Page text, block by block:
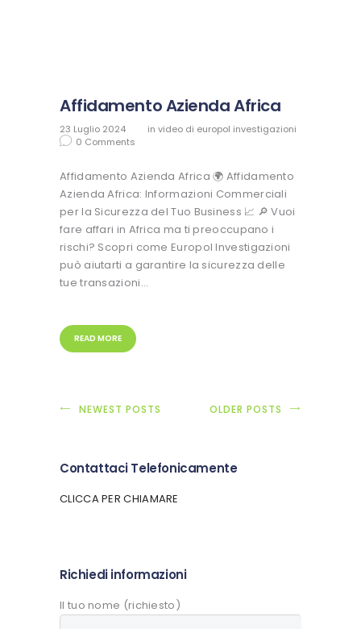
Affidamento Azienda Africa
23 Luglio 2024 invideo di europol investigazioni
0 Comments
Affidamento Azienda Africa 🌍 Affidamento
Azienda Africa: Informazioni Commerciali
per la Sicurezza del Tuo Business 📈 🔎 Vuoi
fare affari in Africa ma ti preoccupano i
rischi? Scopri come Europol Investigazioni
può aiutarti a garantire la sicurezza delle
tue transazioni…
READ MORE
NEWEST POSTS OLDER POSTS
Contattaci Telefonicamente
CLICCA PER CHIAMARE
Richiedi informazioni
Il tuo nome (richiesto)